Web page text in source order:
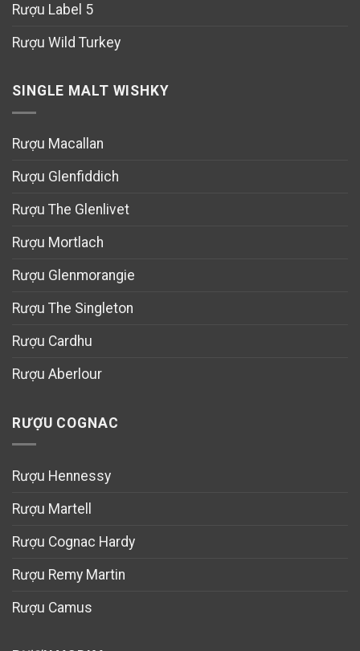
Rượu Label 5
Rượu Wild Turkey
SINGLE MALT WISHKY
Rượu Macallan
Rượu Glenfiddich
Rượu The Glenlivet
Rượu Mortlach
Rượu Glenmorangie
Rượu The Singleton
Rượu Cardhu
Rượu Aberlour
RƯỢU COGNAC
Rượu Hennessy
Rượu Martell
Rượu Cognac Hardy
Rượu Remy Martin
Rượu Camus